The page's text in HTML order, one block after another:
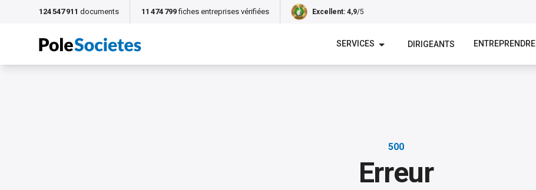
124 547 911 documents 11 474 799 fiches entreprises vérifiées Excellent: 4,9/5
SERVICES DIRIGEANTS ENTREPRENDRE
500
Erreur